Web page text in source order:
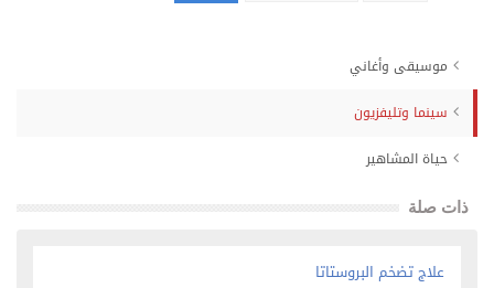
موسيقى وأغاني
سينما وتليفزيون
حياة المشاهير
ذات صلة
علاج تضخم البروستاتا